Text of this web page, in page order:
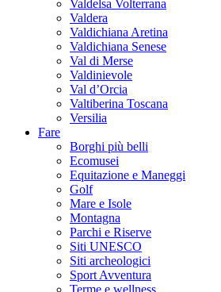
Valdelsa Volterrana
Valdera
Valdichiana Aretina
Valdichiana Senese
Val di Merse
Valdinievole
Val d’Orcia
Valtiberina Toscana
Versilia
Fare
Borghi più belli
Ecomusei
Equitazione e Maneggi
Golf
Mare e Isole
Montagna
Parchi e Riserve
Siti UNESCO
Siti archeologici
Sport Avventura